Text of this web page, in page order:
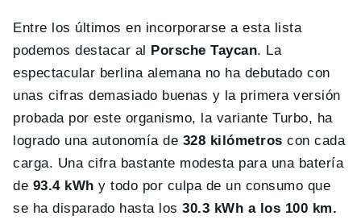
Entre los últimos en incorporarse a esta lista
podemos destacar al Porsche Taycan. La
espectacular berlina alemana no ha debutado con
unas cifras demasiado buenas y la primera versión
probada por este organismo, la variante Turbo, ha
logrado una autonomía de 328 kilómetros con cada
carga. Una cifra bastante modesta para una batería
de 93.4 kWh y todo por culpa de un consumo que
se ha disparado hasta los30.3 kWh a los 100 km.